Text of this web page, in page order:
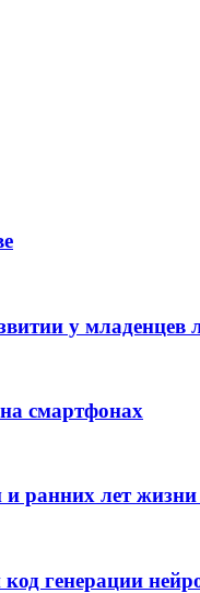
у младенцев
смартфонах
ранних лет жизни
генерации